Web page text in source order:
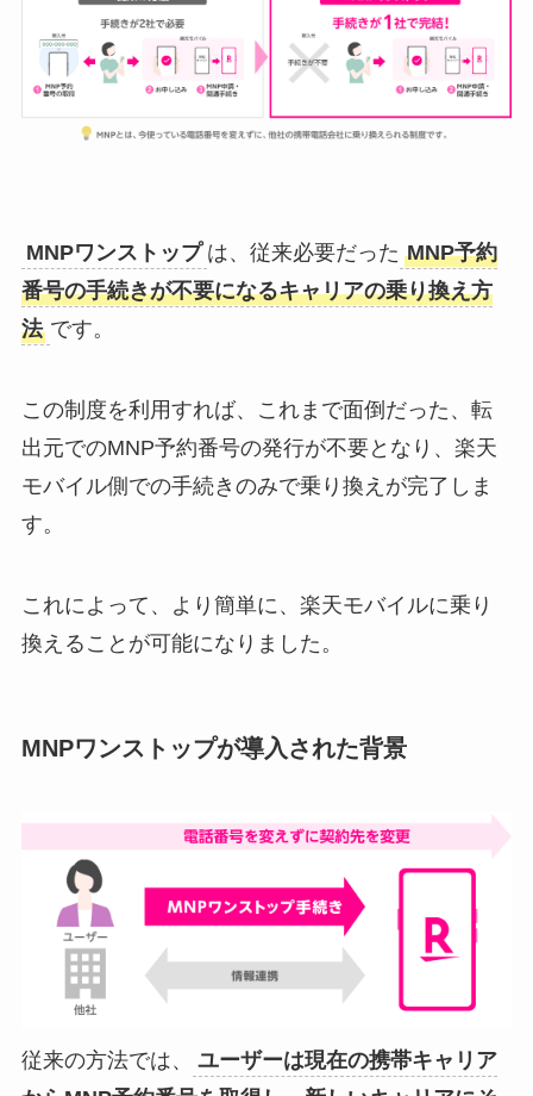
MNPワンストップ は、従来必要だった MNP予約
番号の手続きが不要になるキャリアの乗り換え方
法 です。
この制度を利用すれば、これまで面倒だった、転
出元でのMNP予約番号の発行が不要となり、楽天
モバイル側での手続きのみで乗り換えが完了しま
す。
これによって、より簡単に、楽天モバイルに乗り
換えることが可能になりました。
MNPワンストップが導入された背景
従来の方法では、
ユーザーは現在の携帯キャリア